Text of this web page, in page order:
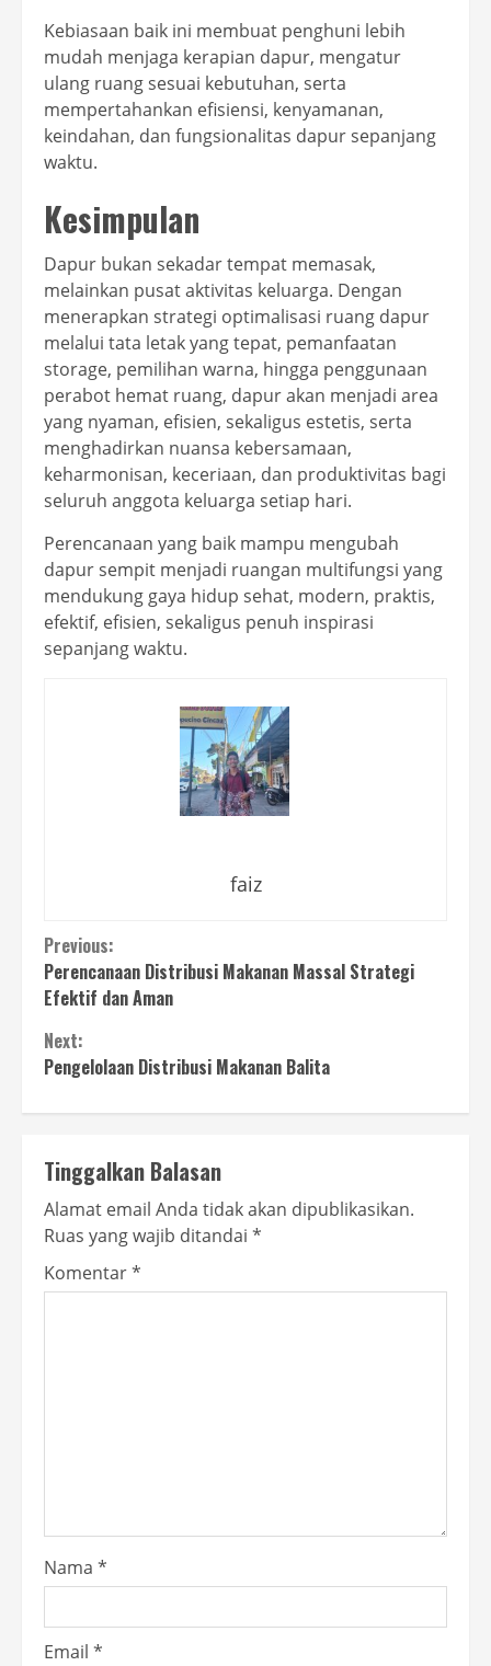
Kebiasaan baik ini membuat penghuni lebih
mudah menjaga kerapian dapur, mengatur
ulang ruang sesuai kebutuhan, serta
mempertahankan efisiensi, kenyamanan,
keindahan, dan fungsionalitas dapur sepanjang
waktu.
Kesimpulan
Dapur bukan sekadar tempat memasak,
melainkan pusat aktivitas keluarga. Dengan
menerapkan strategi optimalisasi ruang dapur
melalui tata letak yang tepat, pemanfaatan
storage, pemilihan warna, hingga penggunaan
perabot hemat ruang, dapur akan menjadi area
yang nyaman, efisien, sekaligus estetis, serta
menghadirkan nuansa kebersamaan,
keharmonisan, keceriaan, dan produktivitas bagi
seluruh anggota keluarga setiap hari.
Perencanaan yang baik mampu mengubah
dapur sempit menjadi ruangan multifungsi yang
mendukung gaya hidup sehat, modern, praktis,
efektif, efisien, sekaligus penuh inspirasi
sepanjang waktu.
faiz
Continue
Reading
Previous:
Perencanaan Distribusi Makanan Massal Strategi
Efektif dan Aman
Next:
Pengelolaan Distribusi Makanan Balita
Tinggalkan Balasan
Alamat email Anda tidak akan dipublikasikan.
Ruas yang wajib ditandai *
Komentar*
Nama *
Email *